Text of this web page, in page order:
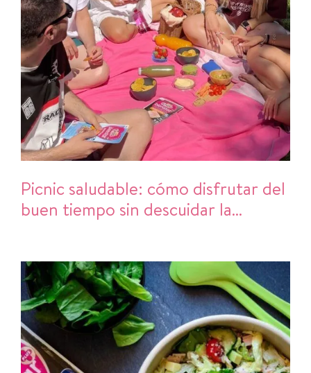
Picnic saludable: cómo disfrutar del
buen tiempo sin descuidar la